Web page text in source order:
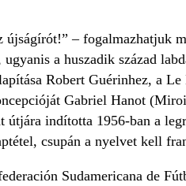
újságírót!” – fogalmazhatjuk
a huszadik század
Robert Guérinhez, a
Gabriel Hanot
indította 1956-ban a
csupán a nyelvet kell
Sudamericana de